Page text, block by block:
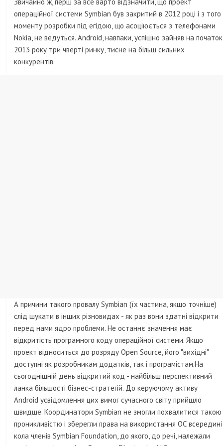
операційної системи Symbian був закритий в 2012 році і з того
моменту розробки під егідою, що асоціюється з телефонами
Nokia, не ведуться. Android, навпаки, успішно зайняв на початок
2013 року три чверті ринку, тисне на більш сильних
конкурентів.
А причини такого провалу Symbian (їх частина, якщо точніше)
слід шукати в інших різновидах - як раз вони здатні відкрити
перед нами ядро ​​проблеми. Не останнє значення має
відкритість програмного коду операційної системи. Якщо
проект відноситься до розряду Open Source, його "вихідні"
доступні як розробникам додатків, так і програмістам.На
сьогоднішній день відкритий код - найбільш перспективний
ланка більшості бізнес-стратегій. До керуючому активу
Android усвідомлення цих вимог сучасного світу прийшло
швидше. Координатори Symbian не змогли похвалитися такою
проникливістю і зберегли права на використання ОС всередині
кола членів Symbian Foundation, до якого, до речі, належали